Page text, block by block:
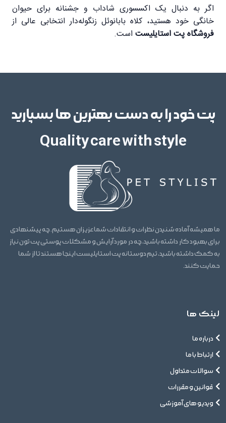
اگر به دنبال یک اکسسوری شاداب و جشنانه برای حیوان
خانگی خود هستید، کلاه بابانوئل زنگوله‌دار انتخابی عالی از
فروشگاه پت استایلیست است.
پت خود را به دست بهترین ها بسپارید
Quality care with style
ما همیشه آماده شنیدن نظرات و انتقادات شما عزیزان هستیم. چه پیشنهادی
برای بهبود کار داشته باشید، چه در مورد آرایش و مشکلات پوستی پت تون نیاز
به کمک داشته باشید، تیم دوستانه پت استایلیست اینجا هستند تا از شما
حمایت کنند.
لینک ها
درباره ما
ارتباط با ما
سوالات متداول
قوانین و مقررات
ویدیو های آموزشی